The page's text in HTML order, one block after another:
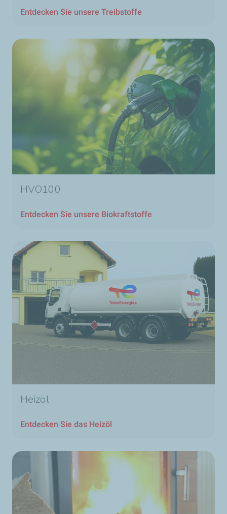
Entdecken Sie unsere Treibstoffe
HVO100
Entdecken Sie unsere Biokraftstoffe
Heizöl
Entdecken Sie das Heizöl